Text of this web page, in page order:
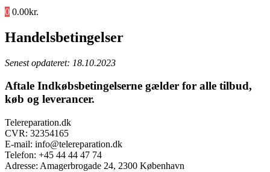
0 0.00kr.
Handelsbetingelser
Senest opdateret: 18.10.2023
Aftale Indkøbsbetingelserne gælder for alle tilbud,
køb og leverancer.
Telereparation.dk
CVR: 32354165
E-mail: info@telereparation.dk
Telefon: +45 44 44 47 74
Adresse: Amagerbrogade 24, 2300 København